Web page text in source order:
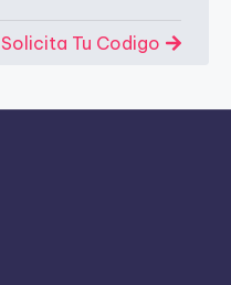
Solicita Tu Codigo